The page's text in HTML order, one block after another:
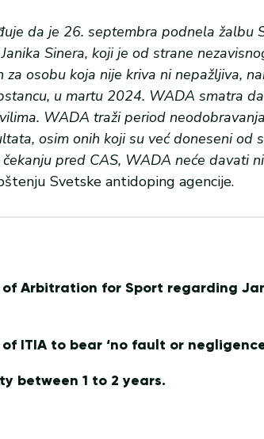
da je 26. septembra podnela žalbu
Sinera, koji je od strane
osobu koja nije kriva ni nepažljiva,
u martu 2024. WADA smatra
WADA traži period
osim onih koji su već doneseni od
pred CAS, WADA neće davati
Svetske antidoping agencije.
Arbitration for Sport regarding
ITIA to bear ‘no fault or
between 1 to 2 years.